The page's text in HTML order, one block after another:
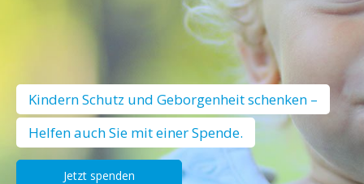
Kindern Schutz und Geborgenheit schenken –
Helfen auch Sie mit einer Spende.
Jetzt spenden